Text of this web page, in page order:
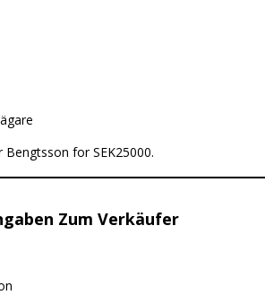
for SEK25000.
Zum Verkäufer